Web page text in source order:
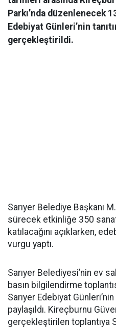
Parkı’nda düzenlenecek
Edebiyat Günleri’nin
gerçekleştirildi.
Sarıyer Belediye Başkanı
sürecek etkinliğe 350
katılacağını açıklarken,
vurgu yaptı.
Sarıyer Belediyesi’nin ev
basın bilgilendirme
Sarıyer Edebiyat
paylaşıldı. Kireçburnu
gerçekleştirilen toplantıya